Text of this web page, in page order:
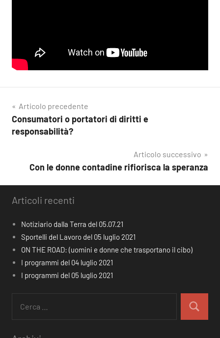
Navigazione
articoli
Articolo precedente
Consumatori o portatori di diritti e
responsabilità?
Articolo successivo
Con le donne contadine rifiorisca la speranza
Articoli recenti
Notiziario dalla Terra del 05.07.21
Sportelli del Lavoro del 05 luglio 2021
ON THE ROAD: (uomini e donne che trasportano il cibo)
I programmi del 04 luglio 2021
I programmi del 05 luglio 2021
per:
Cerca